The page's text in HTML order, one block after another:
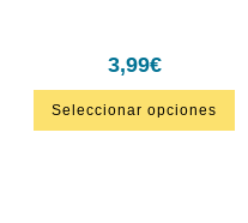
3,99€
Seleccionar opciones